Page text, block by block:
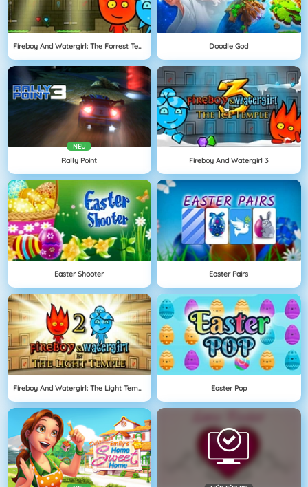
Fireboy And Watergirl: The Forrest Temple Doodle God
NEU
Rally Point Fireboy And Watergirl 3
Easter Shooter Easter Pairs
Fireboy And Watergirl: The Light Temple Easter Pop